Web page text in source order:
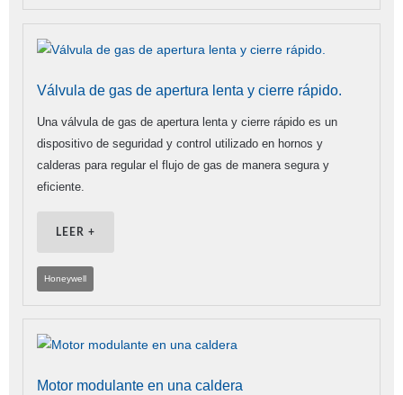
Válvula de gas de apertura lenta y cierre rápido.
Una válvula de gas de apertura lenta y cierre rápido es un
dispositivo de seguridad y control utilizado en hornos y
calderas para regular el flujo de gas de manera segura y
eficiente.
LEER +
Honeywell
Motor modulante en una caldera